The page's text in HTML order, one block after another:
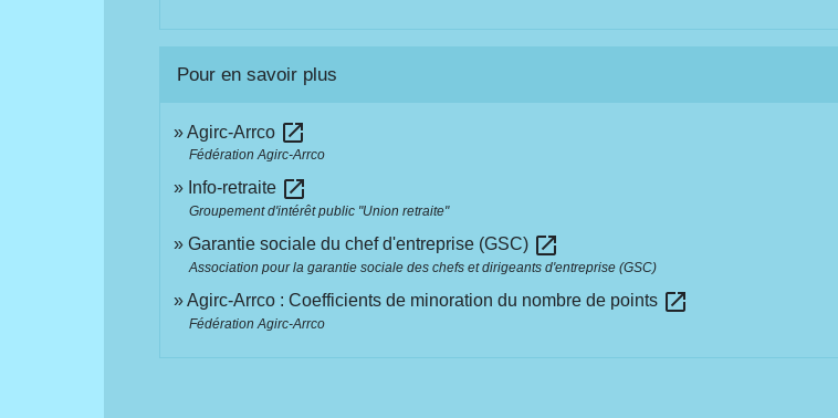
Pour en savoir plus
Agirc-Arrco open_in_new
Fédération Agirc-Arrco
Info-retraite open_in_new
Groupement d'intérêt public "Union retraite"
Garantie sociale du chef d'entreprise (GSC) open_in_new
Association pour la garantie sociale des chefs et dirigeants d'entreprise (GSC)
Agirc-Arrco : Coefficients de minoration du nombre de points open_in_new
Fédération Agirc-Arrco